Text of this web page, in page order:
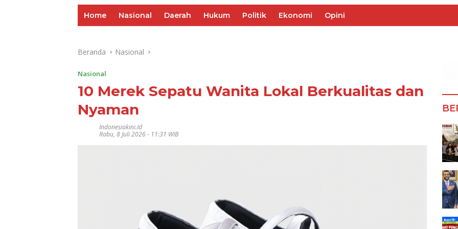
Home Nasional Daerah Hukum Politik Ekonomi Opini
Beranda Nasional
Nasional
10 Merek Sepatu Wanita Lokal Berkualitas dan
Nyaman
Indonesiakini.id
Rabu, 8 Juli 2026 - 11:31 WIB